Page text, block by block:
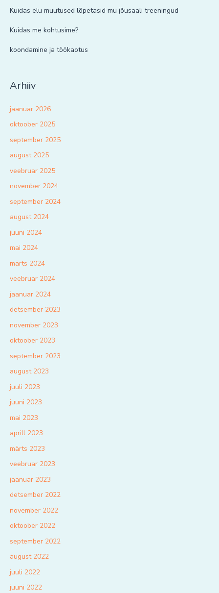
Kuidas elu muutused lõpetasid mu jõusaali treeningud
Kuidas me kohtusime?
koondamine ja töökaotus
Arhiiv
jaanuar 2026
oktoober 2025
september 2025
august 2025
veebruar 2025
november 2024
september 2024
august 2024
juuni 2024
mai 2024
märts 2024
veebruar 2024
jaanuar 2024
detsember 2023
november 2023
oktoober 2023
september 2023
august 2023
juuli 2023
juuni 2023
mai 2023
aprill 2023
märts 2023
veebruar 2023
jaanuar 2023
detsember 2022
november 2022
oktoober 2022
september 2022
august 2022
juuli 2022
juuni 2022